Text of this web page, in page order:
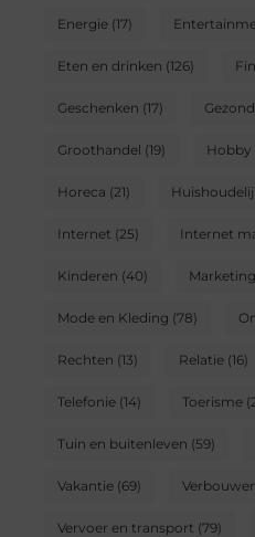
Energie(17)
Eten en drinken (126)
Geschenken (17)
Groothandel (19) Hobby
Horeca (21)
Internet (25) Internet
Kinderen (40) Marketing
Mode en Kleding (78)
Rechten (13) Relatie(16)
Telefonie(14) Toerisme
Tuin en buitenleven (59)
Vakantie(69)
Vervoer en transport (79)